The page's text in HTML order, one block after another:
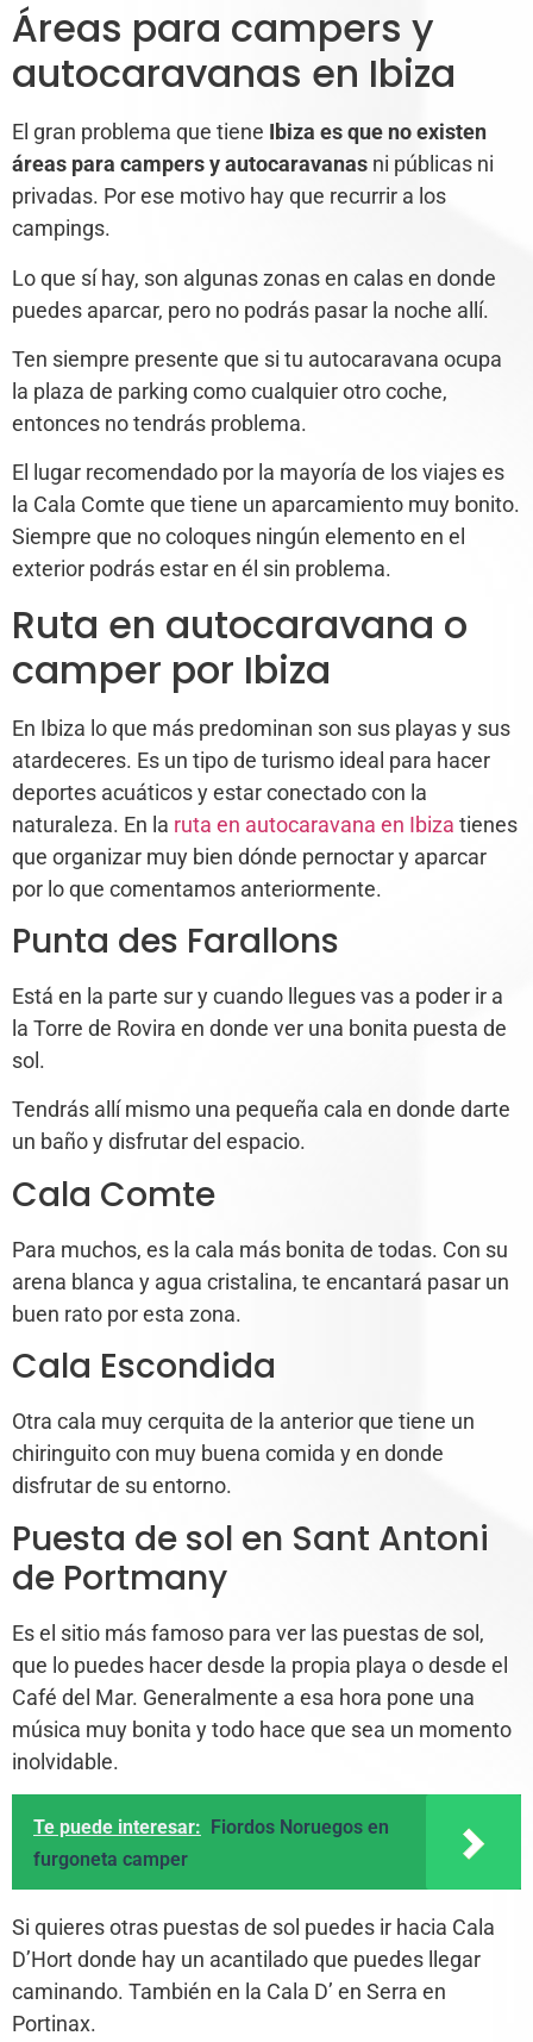
Áreas para campers y
autocaravanas en Ibiza
El gran problema que tiene Ibiza es que no existen
áreas para campers y autocaravanas ni públicas ni
privadas. Por ese motivo hay que recurrir a los
campings.
Lo que sí hay, son algunas zonas en calas en donde
puedes aparcar, pero no podrás pasar la noche allí.
Ten siempre presente que si tu autocaravana ocupa
la plaza de parking como cualquier otro coche,
entonces no tendrás problema.
El lugar recomendado por la mayoría de los viajes es
la Cala Comte que tiene un aparcamiento muy bonito.
Siempre que no coloques ningún elemento en el
exterior podrás estar en él sin problema.
Ruta en autocaravana o
camper por Ibiza
En Ibiza lo que más predominan son sus playas y sus
atardeceres. Es un tipo de turismo ideal para hacer
deportes acuáticos y estar conectado con la
naturaleza. En la ruta en autocaravana en Ibiza tienes
que organizar muy bien dónde pernoctar y aparcar
por lo que comentamos anteriormente.
Punta des Farallons
Está en la parte sur y cuando llegues vas a poder ir a
la Torre de Rovira en donde ver una bonita puesta de
sol.
Tendrás allí mismo una pequeña cala en donde darte
un baño y disfrutar del espacio.
Cala Comte
Para muchos, es la cala más bonita de todas. Con su
arena blanca y agua cristalina, te encantará pasar un
buen rato por esta zona.
Cala Escondida
Otra cala muy cerquita de la anterior que tiene un
chiringuito con muy buena comida y en donde
disfrutar de su entorno.
Puesta de sol en Sant Antoni
de Portmany
Es el sitio más famoso para ver las puestas de sol,
que lo puedes hacer desde la propia playa o desde el
Café del Mar. Generalmente a esa hora pone una
música muy bonita y todo hace que sea un momento
inolvidable.
Te puede interesar: Fiordos Noruegos en
furgoneta camper
Si quieres otras puestas de sol puedes ir hacia Cala
D’Hort donde hay un acantilado que puedes llegar
caminando. También en la Cala D’ en Serra en
Portinax.